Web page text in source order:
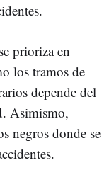
prioriza en
los tramos de
depende del
. Asimismo,
negros donde se